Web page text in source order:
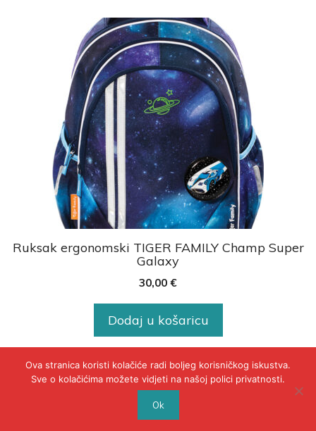
Ruksak ergonomski TIGER FAMILY Champ Super
Galaxy
30,00 €
Dodaj u košaricu
© 2020 - POLICA PRIVATNOSTI
WEB BY INSERTIOWEB
Ova stranica koristi kolačiće radi boljeg korisničkog iskustva.
Sve o kolačićima možete vidjeti na našoj polici privatnosti.
Ok